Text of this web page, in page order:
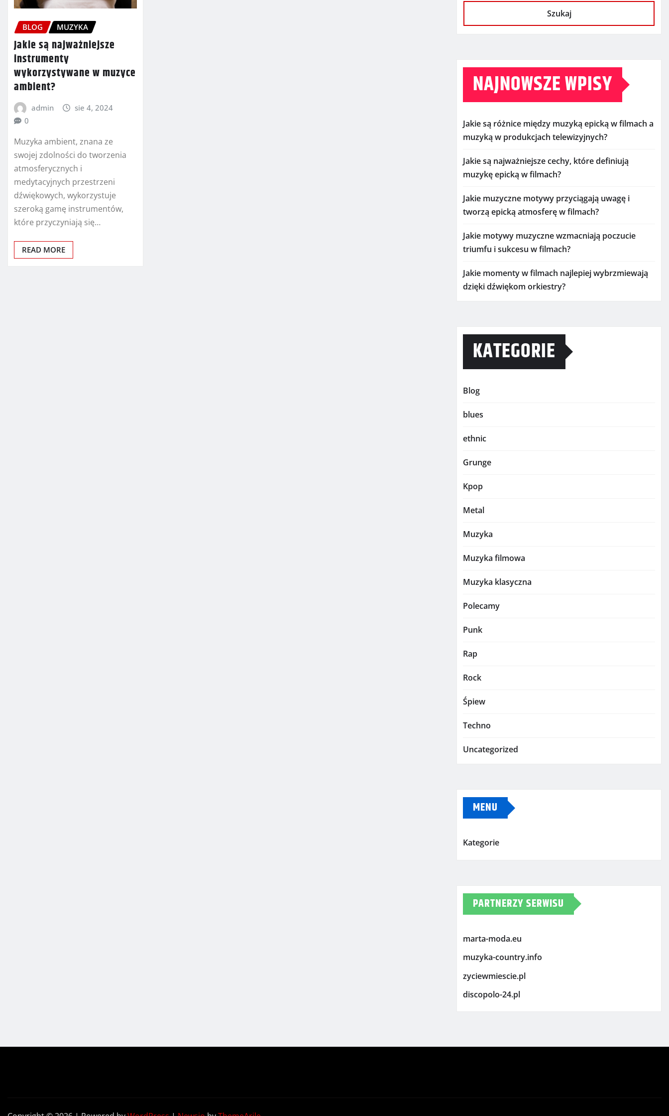
BLOG MUZYKA
Jakie są najważniejsze
instrumenty
wykorzystywane w muzyce
ambient?
admin
sie 4, 2024
0
Muzyka ambient, znana ze
swojej zdolności do tworzenia
atmosferycznych i
medytacyjnych przestrzeni
dźwiękowych, wykorzystuje
szeroką gamę instrumentów,
które przyczyniają się…
READ MORE
Szukaj
NAJNOWSZE WPISY
Jakie są różnice między muzyką epicką w filmach a
muzyką w produkcjach telewizyjnych?
Jakie są najważniejsze cechy, które definiują
muzykę epicką w filmach?
Jakie muzyczne motywy przyciągają uwagę i
tworzą epicką atmosferę w filmach?
Jakie motywy muzyczne wzmacniają poczucie
triumfu i sukcesu w filmach?
Jakie momenty w filmach najlepiej wybrzmiewają
dzięki dźwiękom orkiestry?
KATEGORIE
Blog
blues
ethnic
Grunge
Kpop
Metal
Muzyka
Muzyka filmowa
Muzyka klasyczna
Polecamy
Punk
Rap
Rock
Śpiew
Techno
Uncategorized
MENU
Kategorie
PARTNERZY SERWISU
marta-moda.eu
muzyka-country.info
zyciewmiescie.pl
discopolo-24.pl